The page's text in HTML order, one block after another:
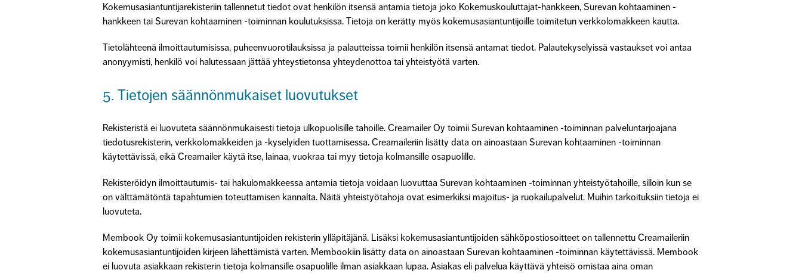
Kokemusasiantuntijarekisteriin tallennetut tiedot ovat henkilön itsensä antamia tietoja joko Kokemuskouluttajat-hankkeen, Surevan kohtaaminen -
hankkeen tai Surevan kohtaaminen -toiminnan koulutuksissa. Tietoja on kerätty myös kokemusasiantuntijoille toimitetun verkkolomakkeen kautta.
Tietolähteenä ilmoittautumisissa, puheenvuorotilauksissa ja palautteissa toimii henkilön itsensä antamat tiedot. Palautekyselyissä vastaukset voi antaa
anonyymisti, henkilö voi halutessaan jättää yhteystietonsa yhteydenottoa tai yhteistyötä varten.
5. Tietojen säännönmukaiset luovutukset
Rekisteristä ei luovuteta säännönmukaisesti tietoja ulkopuolisille tahoille. Creamailer Oy toimii Surevan kohtaaminen -toiminnan palveluntarjoajana
tiedotusrekisterin, verkkolomakkeiden ja -kyselyiden tuottamisessa. Creamaileriin lisätty data on ainoastaan Surevan kohtaaminen -toiminnan
käytettävissä, eikä Creamailer käytä itse, lainaa, vuokraa tai myy tietoja kolmansille osapuolille.
Rekisteröidyn ilmoittautumis- tai hakulomakkeessa antamia tietoja voidaan luovuttaa Surevan kohtaaminen -toiminnan yhteistyötahoille, silloin kun se
on välttämätöntä tapahtumien toteuttamisen kannalta. Näitä yhteistyötahoja ovat esimerkiksi majoitus- ja ruokailupalvelut. Muihin tarkoituksiin tietoja ei
luovuteta.
Membook Oy toimii kokemusasiantuntijoiden rekisterin ylläpitäjänä. Lisäksi kokemusasiantuntijoiden sähköpostiosoitteet on tallennettu Creamaileriin
kokemusasiantuntijoiden kirjeen lähettämistä varten. Membookiin lisätty data on ainoastaan Surevan kohtaaminen -toiminnan käytettävissä. Membook
ei luovuta asiakkaan rekisterin tietoja kolmansille osapuolille ilman asiakkaan lupaa. Asiakas eli palvelua käyttävä yhteisö omistaa aina oman